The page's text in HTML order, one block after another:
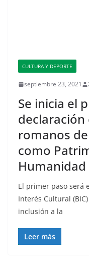
CULTURA Y DEPORTE
septiembre 23, 2021
Se inicia el
declaración
romanos
como
Humanidad
El primer paso será
Interés Cultural
inclusión a la
Leer más